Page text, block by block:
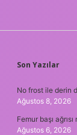
Son Yazılar
No frost ile derin
Ağustos 8, 2026
Femur başı
Ağustos 6, 2026